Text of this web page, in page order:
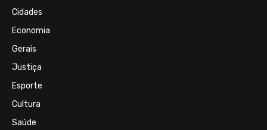
Cidades
Economia
Gerais
Justiça
Esporte
Cultura
Saúde